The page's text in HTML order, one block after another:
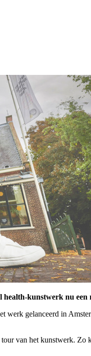
kunstwerk nu een
gelanceerd in
van het kunstwerk.